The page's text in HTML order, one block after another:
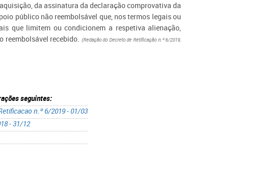
da assinatura da declaração comprovativa da
público não reembolsável que, nos termos legais ou
que limitem ou condicionem a respetiva alienação,
reembolsável recebido. (Redação do Decreto de Retificação n.º 6/2019,
seguintes:
n.º 6/2019 - 01/03
- 31/12